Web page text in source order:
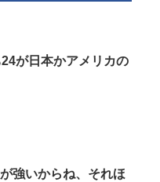
が日本かアメリカの
強いからね、それほ